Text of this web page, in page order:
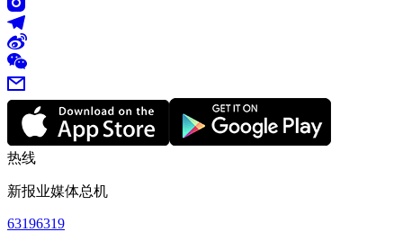
热线
新报业媒体总机
63196319